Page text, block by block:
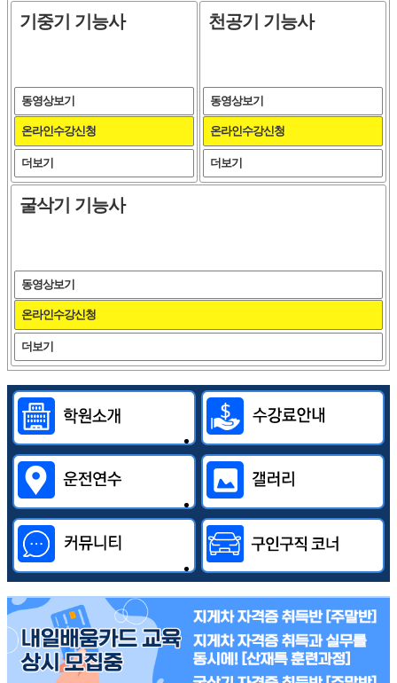
기중기 기능사
더보기
온라인수강신청
동영상보기
천공기 기능사
더보기
온라인수강신청
동영상보기
굴삭기 기능사
더보기
온라인수강신청
동영상보기